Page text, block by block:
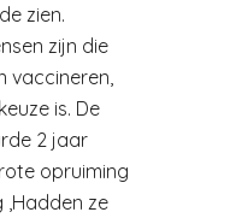
zien.
zijn die
vaccineren,
is. De
2 jaar
opruiming
,Hadden ze